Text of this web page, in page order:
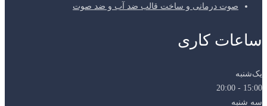
صوت درمانی و ساخت قالب ضد آب و ضد صوت
ساعات کاری
یک‌شنبه
15:00 - 20:00
سه شنبه